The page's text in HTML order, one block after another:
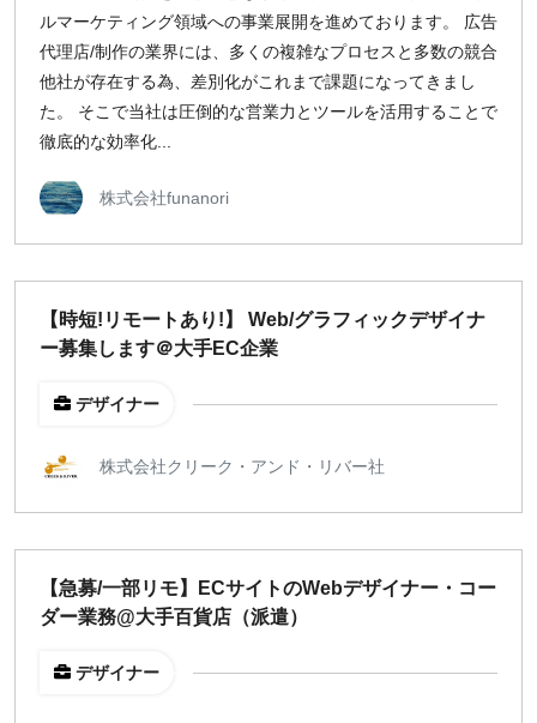
ルマーケティング領域への事業展開を進めております。 広告
代理店/制作の業界には、多くの複雑なプロセスと多数の競合
他社が存在する為、差別化がこれまで課題になってきまし
た。 そこで当社は圧倒的な営業力とツールを活用することで
徹底的な効率化...
株式会社funanori
【時短!リモートあり!】 Web/グラフィックデザイナ
ー募集します＠大手EC企業
デザイナー
株式会社クリーク・アンド・リバー社
【急募/一部リモ】ECサイトのWebデザイナー・コー
ダー業務@大手百貨店（派遣）
デザイナー